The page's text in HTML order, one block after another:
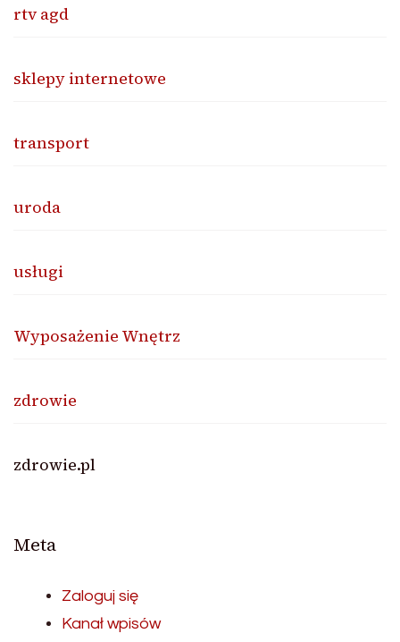
rtv agd
sklepy internetowe
transport
uroda
usługi
Wyposażenie Wnętrz
zdrowie
zdrowie.pl
Meta
Zaloguj się
Kanał wpisów